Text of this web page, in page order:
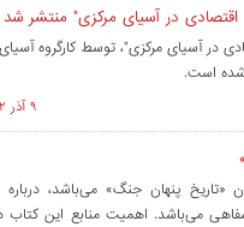
در آسیای مرکزی" منتشر شد
در آسیای مرکزی"، توسط کارگروه
شده است.
۹ آذر ۱۴۰۲ ساعت ۱۱:۰۲
پنهان جنگ» می‌باشد، درباره
می‌باشد. اهمیت منابع این